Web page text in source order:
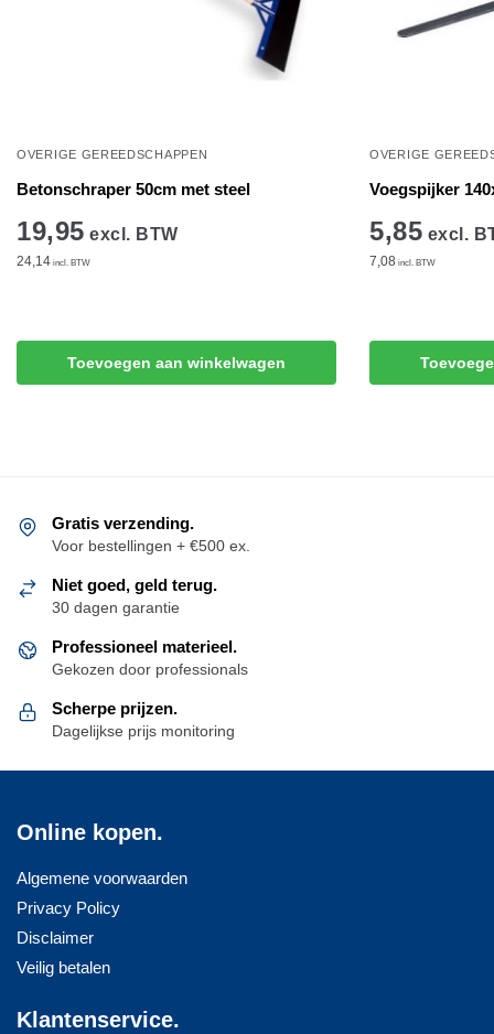
OVERIGE GEREEDSCHAPPEN
Betonschraper 50cm met steel
19,95 excl. BTW
24,14 incl. BTW
Toevoegen aan winkelwagen
OVERIGE
Voegspijker
5,85 excl.
7,08 incl. BTW
Gratis verzending.
Voor bestellingen + €500 ex.
Niet goed, geld terug.
30 dagen garantie
Professioneel materieel.
Gekozen door professionals
Scherpe prijzen.
Dagelijkse prijs monitoring
Online kopen.
Algemene voorwaarden
Privacy Policy
Disclaimer
Veilig betalen
Klantenservice.